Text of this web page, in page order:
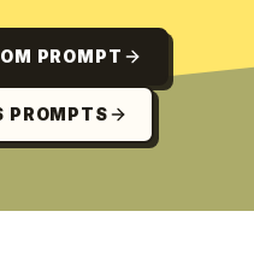
PROMPT
PROMPTS